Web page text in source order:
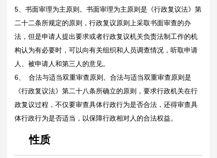
5、书面审理为主原则。书面审理为主原则是《行政复议法》第
二十二条所规定的原则，行政复议原则上采取书面审查的办
法，但是申请人提出要求或者行政复议机关负责法制工作的机
构认为有必要时，可以向有关组织和人员调查情况，听取申请
人、被申请人和第三人的意见。
6、
合法与适当双重审查原则。合法与适当双重审查原则是
《行政复议法》第二十八条所确立的原则，要求行政机关在行
政复议过程，不仅要审查具体行政行为是否合法，还得审查具
体行政行为是否适当，以保障行政相对人的合法权益。
性质